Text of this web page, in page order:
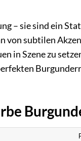
– sie sind ein
von subtilen
in Szene zu